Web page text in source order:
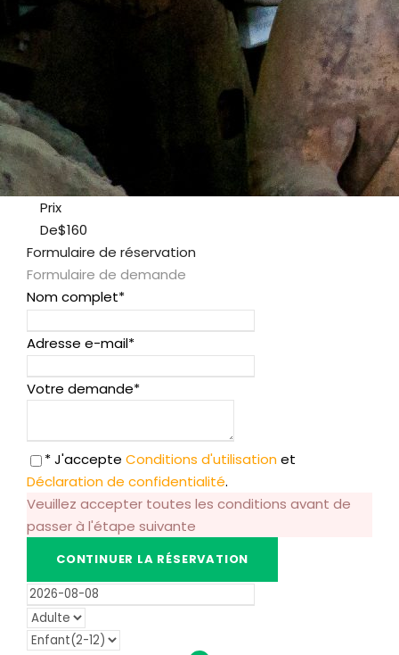
Prix
De$160
Formulaire de réservation
Formulaire de demande
Nom complet*
Adresse e-mail*
Votre demande*
* J'accepte Conditions d'utilisationet
Déclaration de confidentialité.
Veuillez accepter toutes les conditions avant de
passer à l'étape suivante